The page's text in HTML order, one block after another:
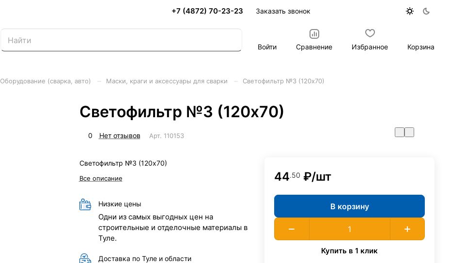
+7 (4872) 70-23-23 Заказать звонок
Войти Сравнение Избранное Корзина
Оборудование (сварка, авто) Маски, краги и аксессуары для сварки Светофильтр №3 (120х70)
Светофильтр №3 (120х70)
0 Нет отзывов Арт. 110153
Светофильтр №3 (120х70)
Все описание
Низкие цены
Одни из самых выгодных цен на
строительные и отделочные материалы в
Туле.
Доставка по Туле и области
44.50 ₽/шт
В корзину
Купить в 1 клик